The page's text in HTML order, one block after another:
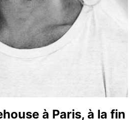
à Paris, à la fin